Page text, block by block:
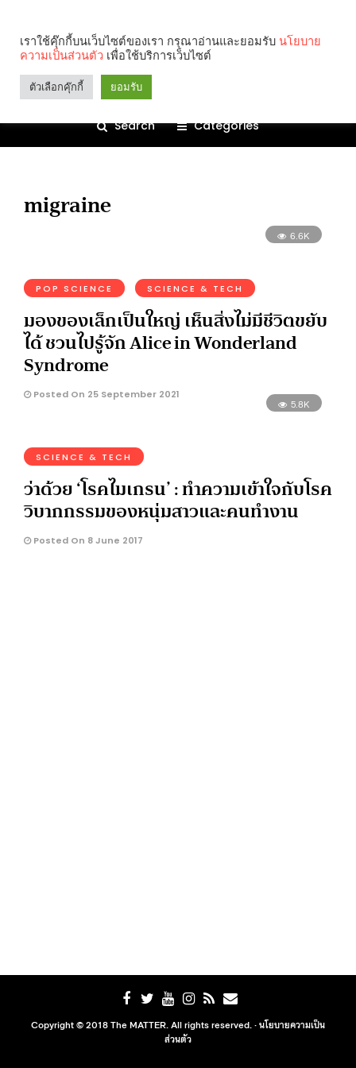
Search Categories
migraine
6.6K
POP SCIENCE SCIENCE & TECH
มองของเล็กเป็นใหญ่ เห็นสิ่งไม่มีชีวิตขยับ
ได้ ชวนไปรู้จัก Alice in Wonderland
Syndrome
Posted On 25 September 2021
5.8K
SCIENCE & TECH
ว่าด้วย ‘โรคไมเกรน’ : ทำความเข้าใจกับโรค
วิบากกรรมของหนุ่มสาวและคนทำงาน
Posted On 8 June 2017
Copyright © 2018 The MATTER. All rights reserved. ·นโยบายความเป็น
ส่วนตัว
เราใช้คุ๊กกี้บนเว็บไซต์ของเรา กรุณาอ่านและยอมรับ นโยบาย
ความเป็นส่วนตัว เพื่อใช้บริการเว็บไซต์
ตัวเลือกคุ๊กกี้ ยอมรับ